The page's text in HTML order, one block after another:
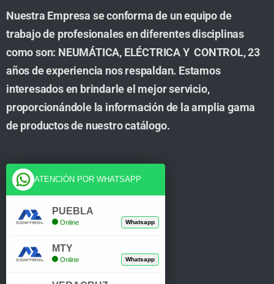
Nuestra Empresa se conforma de un equipo de
trabajo de profesionales en diferentes disciplinas
como son: NEUMÁTICA, ELÉCTRICA Y CONTROL, 23
años de experiencia nos respaldan. Estamos
interesados en brindarle el mejor servicio,
proporcionándole la información de la amplia gama
de productos de nuestro catálogo.
Cuenta
Tienda
Mi Cuenta
ATENCIÓN POR WHATSAPP
PUEBLA
Online Whatsapp
MTY
Online Whatsapp